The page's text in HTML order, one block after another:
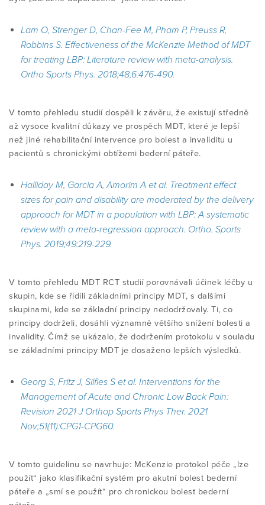
Lam O, Strenger D, Chan-Fee M, Pham P, Preuss R,
Robbins S. Effectiveness of the McKenzie Method of MDT
for treating LBP: Literature review with meta-analysis.
Ortho Sports Phys. 2018;48;6:476-490.
V tomto přehledu studií dospěli k závěru, že existují středně
až vysoce kvalitní důkazy ve prospěch MDT, které je ​​lepší
než jiné rehabilitační intervence pro bolest a invaliditu u
pacientů s chronickými obtížemi bederní páteře.
Halliday M, Garcia A, Amorim A et al. Treatment effect
sizes for pain and disability are moderated by the delivery
approach for MDT in a population with LBP: A systematic
review with a meta-regression approach. Ortho. Sports
Phys. 2019;49:219-229.
V tomto přehledu MDT RCT studií porovnávali účinek léčby u
skupin, kde se řídili základními principy MDT, s dalšími
skupinami, kde se základní principy nedodržovaly. Ti, co
principy dodrželi, dosáhli významně většího snížení bolesti a
invalidity. Čímž se ukázalo, že dodržením protokolu v souladu
se základními principy MDT je dosaženo lepších výsledků.
Georg S, Fritz J, Silfies S et al. Interventions for the
Management of Acute and Chronic Low Back Pain:
Revision 2021 J Orthop Sports Phys Ther. 2021
Nov;51(11):CPG1-CPG60.
V tomto guidelinu se navrhuje: McKenzie protokol péče „lze
použít“ jako klasifikační systém pro akutní bolest bederní
páteře a „smí se použít“ pro chronickou bolest bederní